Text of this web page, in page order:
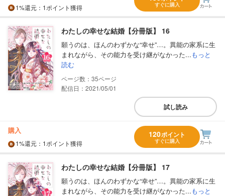
1%還元 ：1ポイント獲得 すぐに購入
わたしの幸せな結婚【分冊版】 16
願うのは、ほんのわずかな“幸せ”…。異能の家系に生
まれながら、その能力を受け継がなかった...もっと
読む
35
配信日：2021/05/01
試し読み
購入
1%還元 ：1ポイント獲得
120ポイント
すぐに購入
わたしの幸せな結婚【分冊版】 17
願うのは、ほんのわずかな“幸せ”…。異能の家系に生
まれながら、その能力を受け継がなかった...もっと